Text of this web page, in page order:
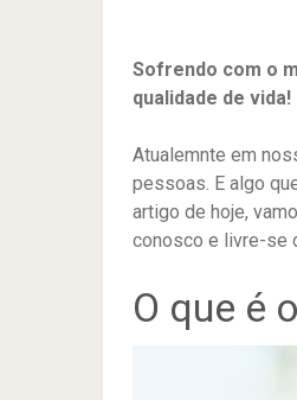
Sofrendo com o
qualidade de vida!
Atualemnte em
pessoas. E algo
artigo de hoje,
conosco e livre-se
O que é